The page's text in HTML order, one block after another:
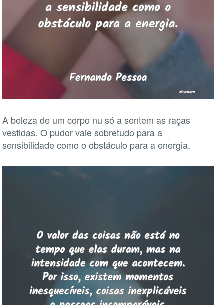
A beleza de um corpo nu só a sentem as raças
vestidas. O pudor vale sobretudo para a
sensibilidade como o obstáculo para a energia.